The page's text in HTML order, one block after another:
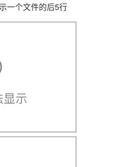
个文件的后5行